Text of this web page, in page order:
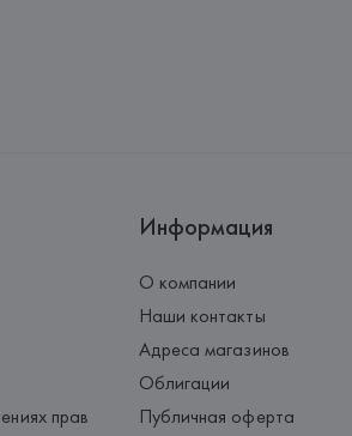
прав
Информация
О компании
Наши контакты
Адреса магазинов
Облигации
Публичная оферта